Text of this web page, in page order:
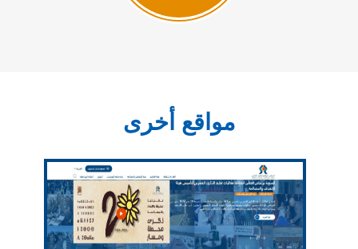
مواقع أخرى